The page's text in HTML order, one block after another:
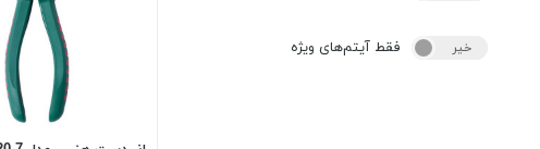
بله خیر فقط آیتم‌های ویژه